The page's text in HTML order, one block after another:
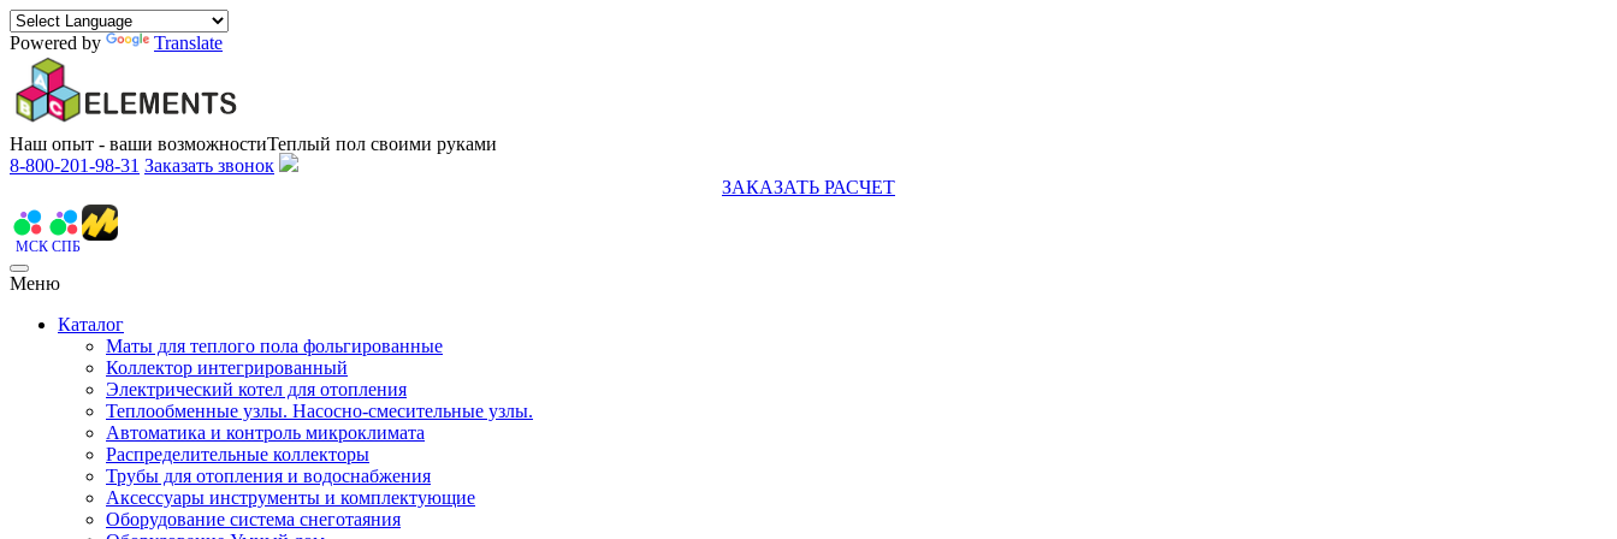
Powered by Translate
Наш опыт - ваши возможностиТеплый пол своими руками
8-800-201-98-31 Заказать звонок
ЗАКАЗАТЬ РАСЧЕТ
МСК СПБ
Меню
Каталог
Маты для теплого пола фольгированные
Коллектор интегрированный
Электрический котел для отопления
Теплообменные узлы. Насосно-смесительные узлы.
Автоматика и контроль микроклимата
Распределительные коллекторы
Трубы для отопления и водоснабжения
Аксессуары инструменты и комплектующие
Оборудование система снеготаяния